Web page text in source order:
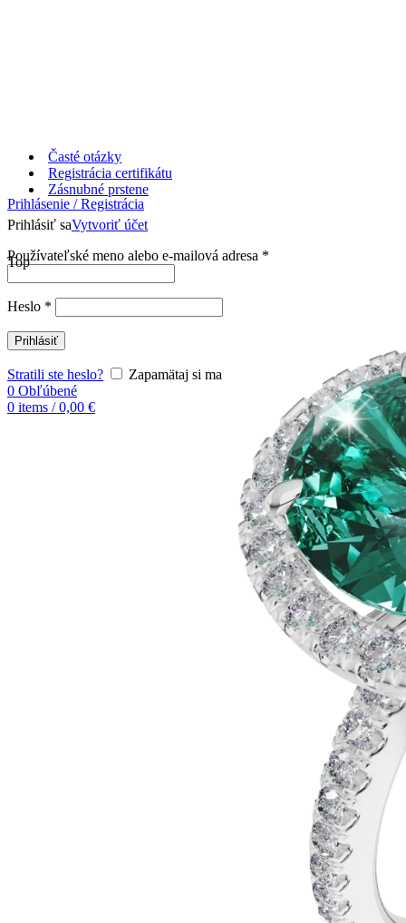
Časté otázky
Registrácia certifikátu
Prihlásenie / Registrácia
Prihlásiť saVytvoriť účet
Používateľské meno alebo e-mailová adresa *
Heslo *
Prihlásiť
Stratili ste heslo?
Zapamätaj si ma
0 Obľúbené
0 items / 0,00 €
Zásnubné prstene
Top